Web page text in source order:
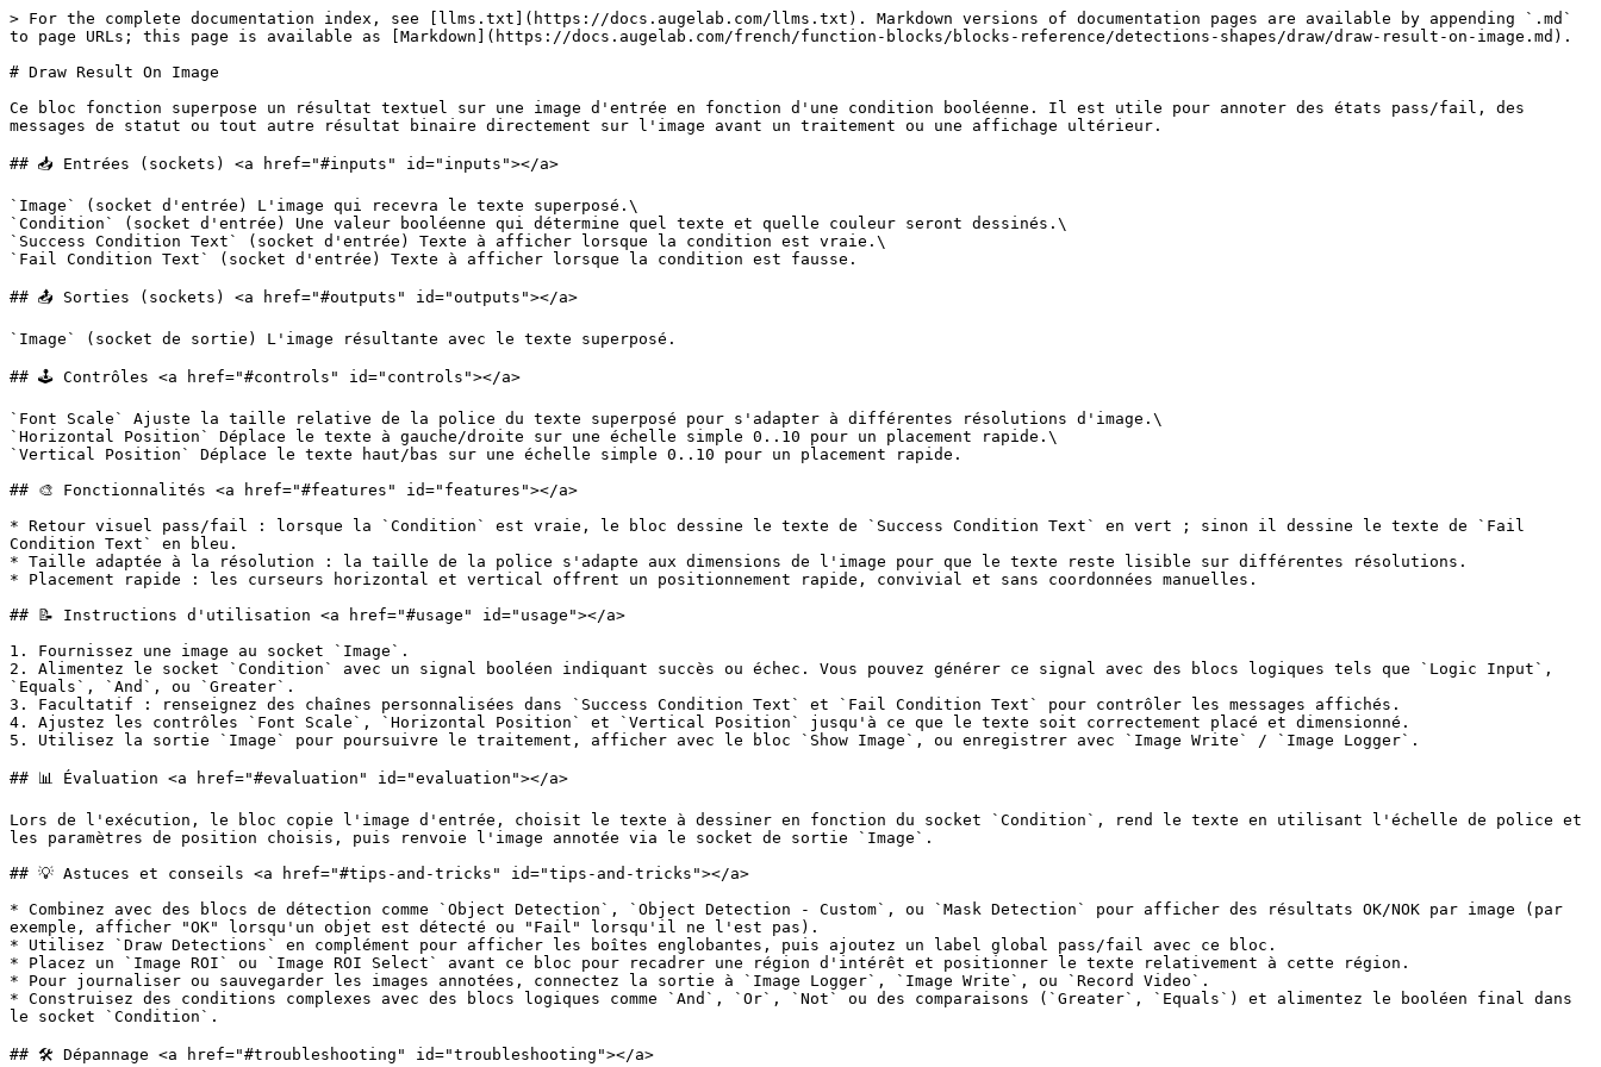
> For the complete documentation index, see [llms.txt](https://docs.augelab.com/llms.txt). Markdown versions of documentation pages are available by appending `.md`
to page URLs; this page is available as [Markdown](https://docs.augelab.com/french/function-blocks/blocks-reference/detections-shapes/draw/draw-result-on-image.md).
# Draw Result On Image
Ce bloc fonction superpose un résultat textuel sur une image d'entrée en fonction d'une condition booléenne. Il est utile pour annoter des états pass/fail, des
messages de statut ou tout autre résultat binaire directement sur l'image avant un traitement ou une affichage ultérieur.
## 📥 Entrées (sockets) <a href="#inputs" id="inputs"></a>
`Image` (socket d'entrée) L'image qui recevra le texte superposé.\
`Condition` (socket d'entrée) Une valeur booléenne qui détermine quel texte et quelle couleur seront dessinés.\
`Success Condition Text` (socket d'entrée) Texte à afficher lorsque la condition est vraie.\
`Fail Condition Text` (socket d'entrée) Texte à afficher lorsque la condition est fausse.
## 📤 Sorties (sockets) <a href="#outputs" id="outputs"></a>
`Image` (socket de sortie) L'image résultante avec le texte superposé.
## 🕹️ Contrôles <a href="#controls" id="controls"></a>
`Font Scale` Ajuste la taille relative de la police du texte superposé pour s'adapter à différentes résolutions d'image.\
`Horizontal Position` Déplace le texte à gauche/droite sur une échelle simple 0..10 pour un placement rapide.\
`Vertical Position` Déplace le texte haut/bas sur une échelle simple 0..10 pour un placement rapide.
## 🎨 Fonctionnalités <a href="#features" id="features"></a>
* Retour visuel pass/fail : lorsque la `Condition` est vraie, le bloc dessine le texte de `Success Condition Text` en vert ; sinon il dessine le texte de `Fail
Condition Text` en bleu.
* Taille adaptée à la résolution : la taille de la police s'adapte aux dimensions de l'image pour que le texte reste lisible sur différentes résolutions.
* Placement rapide : les curseurs horizontal et vertical offrent un positionnement rapide, convivial et sans coordonnées manuelles.
## 📝 Instructions d'utilisation <a href="#usage" id="usage"></a>
1. Fournissez une image au socket `Image`.
2. Alimentez le socket `Condition` avec un signal booléen indiquant succès ou échec. Vous pouvez générer ce signal avec des blocs logiques tels que `Logic Input`,
`Equals`, `And`, ou `Greater`.
3. Facultatif : renseignez des chaînes personnalisées dans `Success Condition Text` et `Fail Condition Text` pour contrôler les messages affichés.
4. Ajustez les contrôles `Font Scale`, `Horizontal Position` et `Vertical Position` jusqu'à ce que le texte soit correctement placé et dimensionné.
5. Utilisez la sortie `Image` pour poursuivre le traitement, afficher avec le bloc `Show Image`, ou enregistrer avec `Image Write` / `Image Logger`.
## 📊 Évaluation <a href="#evaluation" id="evaluation"></a>
Lors de l'exécution, le bloc copie l'image d'entrée, choisit le texte à dessiner en fonction du socket `Condition`, rend le texte en utilisant l'échelle de police et
les paramètres de position choisis, puis renvoie l'image annotée via le socket de sortie `Image`.
## 💡 Astuces et conseils <a href="#tips-and-tricks" id="tips-and-tricks"></a>
* Combinez avec des blocs de détection comme `Object Detection`, `Object Detection - Custom`, ou `Mask Detection` pour afficher des résultats OK/NOK par image (par
exemple, afficher "OK" lorsqu'un objet est détecté ou "Fail" lorsqu'il ne l'est pas).
* Utilisez `Draw Detections` en complément pour afficher les boîtes englobantes, puis ajoutez un label global pass/fail avec ce bloc.
* Placez un `Image ROI` ou `Image ROI Select` avant ce bloc pour recadrer une région d'intérêt et positionner le texte relativement à cette région.
* Pour journaliser ou sauvegarder les images annotées, connectez la sortie à `Image Logger`, `Image Write`, ou `Record Video`.
* Construisez des conditions complexes avec des blocs logiques comme `And`, `Or`, `Not` ou des comparaisons (`Greater`, `Equals`) et alimentez le booléen final dans
le socket `Condition`.
## 🛠️ Dépannage <a href="#troubleshooting" id="troubleshooting"></a>